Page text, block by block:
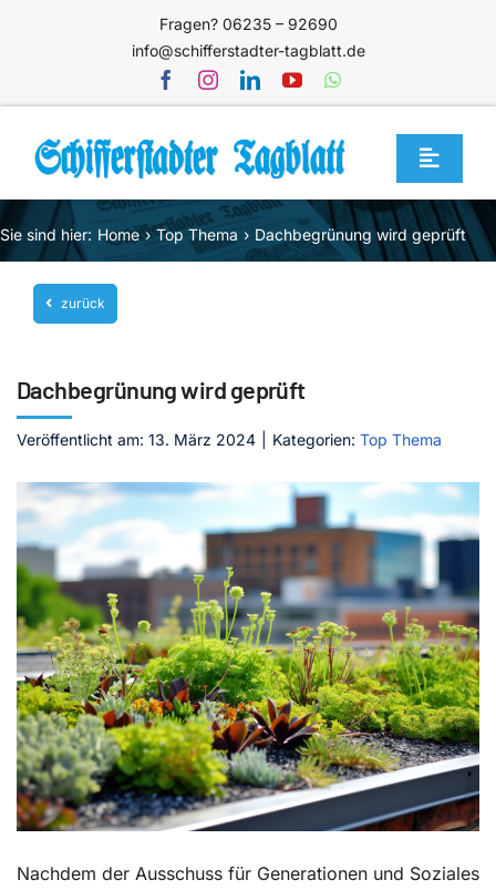
Fragen? 06235 – 92690
info@schifferstadter-tagblatt.de
Toggle
Home
Themen
Blog
Service
Mediathek
Jetzt abonnieren
Kontakt
Sie sind hier: Home Top Thema Dachbegrünung wird geprüft
zurück
Dachbegrünung wird geprüft
Veröffentlicht am: 13. März 2024 Kategorien: Top Thema
Nachdem der Ausschuss für Generationen und Soziales